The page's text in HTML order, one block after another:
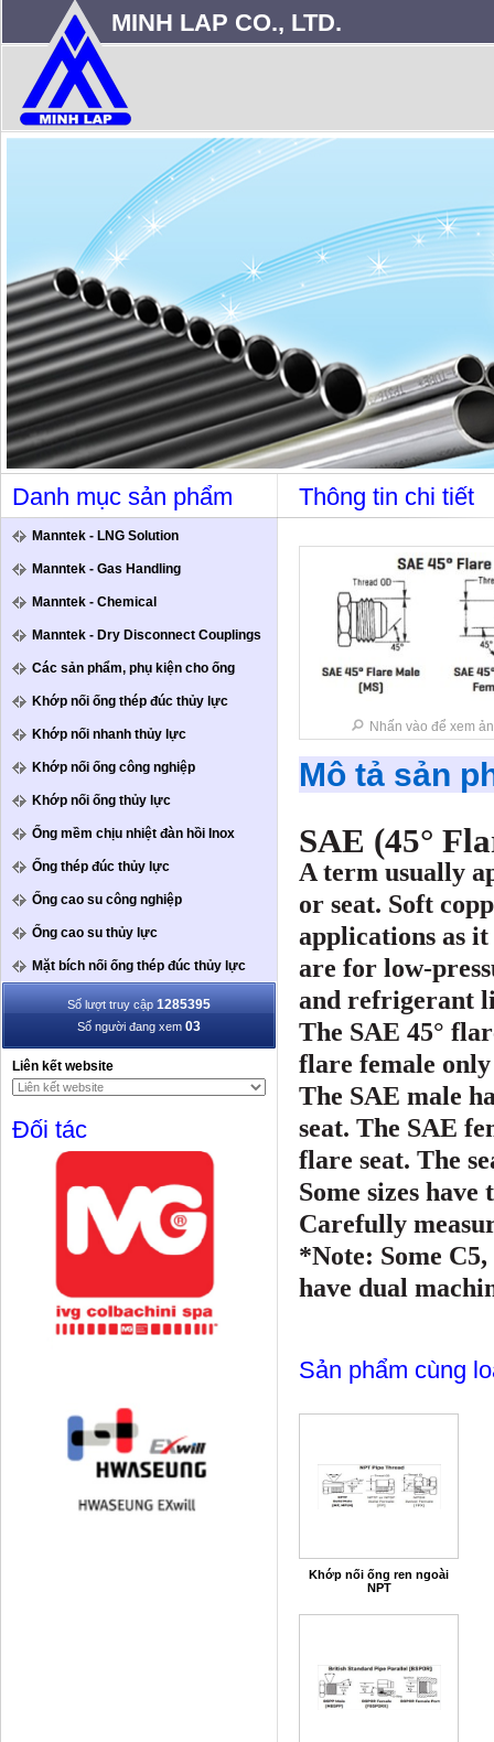
MINH LAP CO., LTD.
Danh mục sản phẩm
Manntek - LNG Solution
Manntek - Gas Handling
Manntek - Chemical
Manntek - Dry Disconnect Couplings
Các sản phẩm, phụ kiện cho ống
Khớp nối ống thép đúc thủy lực
Khớp nối nhanh thủy lực
Khớp nối ống công nghiệp
Khớp nối ống thủy lực
Ống mềm chịu nhiệt đàn hồi Inox
Ống thép đúc thủy lực
Ống cao su công nghiệp
Ống cao su thủy lực
Mặt bích nối ống thép đúc thủy lực
Số lượt truy cập 1285395
Số người đang xem 03
Liên kết website
Đối tác
Thông tin chi tiết
Nhấn vào để xem
Mô tả sản
SAE (45°
A term usually
or seat. Soft
applications as it
are for low-
and refrigerant
The SAE 45°
flare female
The SAE male
seat. The SAE
flare seat. The
Some sizes
Carefully
*Note: Some
have dual
Sản phẩm cùng
Khớp nối ống ren ngoài
NPT